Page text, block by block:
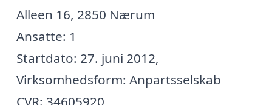
Alleen 16, 2850 Nærum
Ansatte: 1
Startdato: 27. juni 2012,
Virksomhedsform: Anpartsselskab
CVR: 34605920